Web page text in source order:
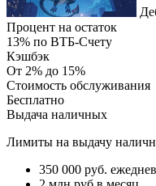
Процент на остаток
13% по ВТБ-Счету
Кэшбэк
От 2% до 15%
Стоимость обслуживания
Бесплатно
Выдача наличных
Лимиты на выдачу
350 000 руб.